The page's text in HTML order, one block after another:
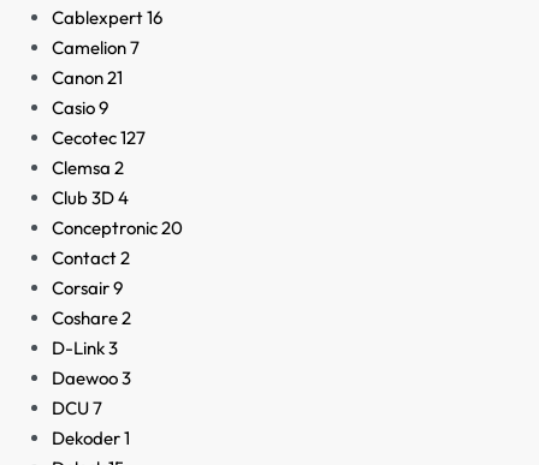
Cablexpert16
Camelion7
Canon21
Casio9
Cecotec127
Clemsa 2
Club 3D4
Conceptronic20
Contact2
Corsair9
Coshare2
D-Link3
Daewoo3
DCU7
Dekoder1